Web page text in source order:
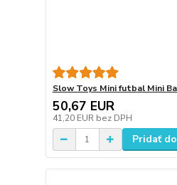
Slow Toys Mini futbal Mini
50,67 EUR
41,20 EUR bez DPH
Pridať